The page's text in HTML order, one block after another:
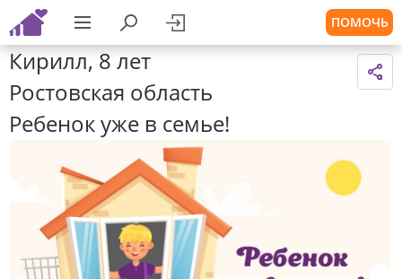
ПОМОЧЬ
Кирилл, 8 лет
Ростовская область
Ребенок уже в семье!